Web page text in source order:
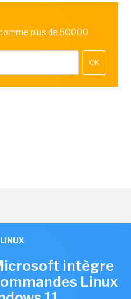
plus de 50000
OK
LINUX
intègre
Linux